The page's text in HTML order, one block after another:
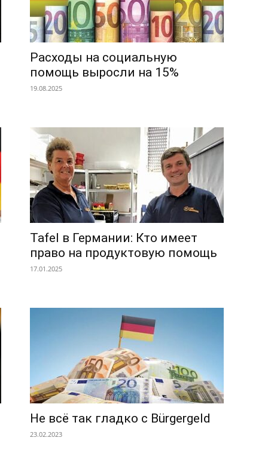
Расходы на социальную
помощь выросли на 15%
19.08.2025
Tafel в Германии: Кто имеет
право на продуктовую помощь
17.01.2025
Не всё так гладко с Bürgergeld
23.02.2023